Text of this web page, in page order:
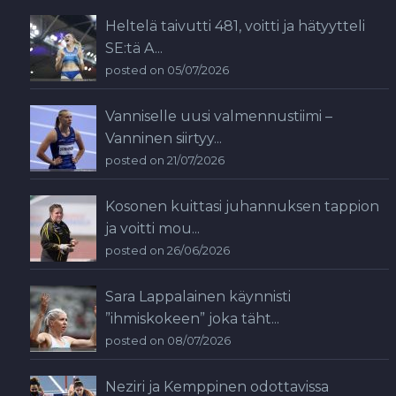
Heltelä taivutti 481, voitti ja hätyytteli
SE:tä A...
posted on 05/07/2026
Vanniselle uusi valmennustiimi –
Vanninen siirtyy...
posted on 21/07/2026
Kosonen kuittasi juhannuksen tappion
ja voitti mou...
posted on 26/06/2026
Sara Lappalainen käynnisti
”ihmiskokeen” joka täht...
posted on 08/07/2026
Neziri ja Kemppinen odottavissa